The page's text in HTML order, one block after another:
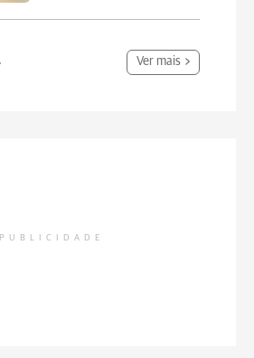
Ver mais
PUBLICIDADE